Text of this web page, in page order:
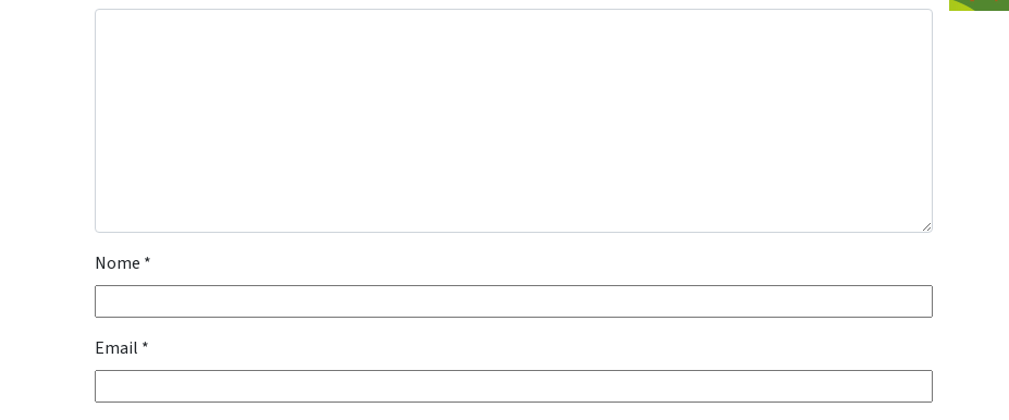
Nome *
Email *